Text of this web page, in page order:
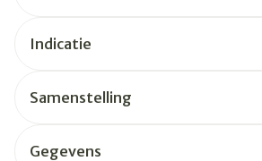
Indicatie
Samenstelling
Gegevens